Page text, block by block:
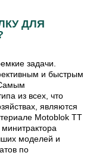
ДЛЯ
задачи.
и быстрым
из всех, что
являются
Motoblok TT
моделей и
по